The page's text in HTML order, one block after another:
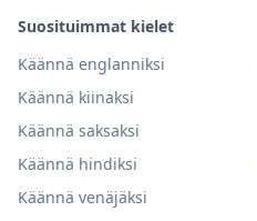
Suosituimmat kielet
Käännä englanniksi
Käännä kiinaksi
Käännä saksaksi
Käännä hindiksi
Käännä venäjäksi